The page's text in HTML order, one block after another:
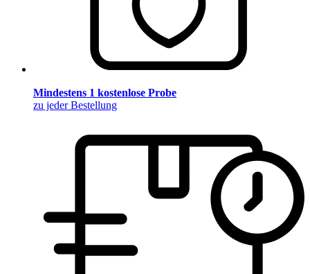
Mindestens 1 kostenlose Probe
zu jeder Bestellung